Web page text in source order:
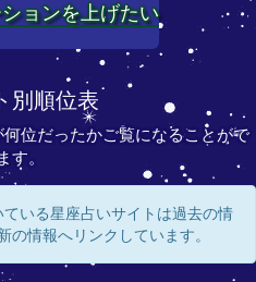
ョンを上げたい
別順位表
位だったかご覧になることがで
す。
いる星座占いサイトは過去の情
の情報へリンクしています。